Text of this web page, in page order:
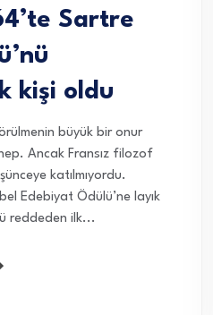
Sartre
kişi oldu
büyük bir onur
Ancak Fransız filozof
katılmıyordu.
Edebiyat Ödülü’ne layık
reddeden ilk...